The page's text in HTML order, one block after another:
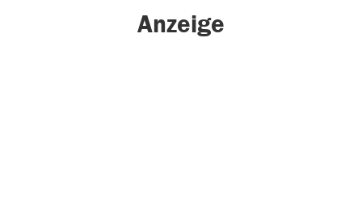
Anzeige